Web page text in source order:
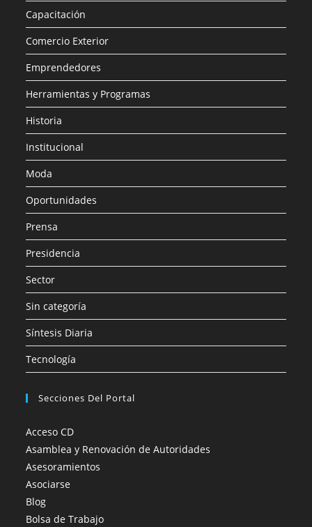
Capacitación
Comercio Exterior
Emprendedores
Herramientas y Programas
Historia
Institucional
Moda
Oportunidades
Prensa
Presidencia
Sector
Sin categoría
Síntesis Diaria
Tecnología
Secciones Del Portal
Acceso CD
Asamblea y Renovación de Autoridades
Asesoramientos
Asociarse
Blog
Bolsa de Trabajo